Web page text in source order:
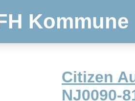
Kommune
Citizen
NJ0090-